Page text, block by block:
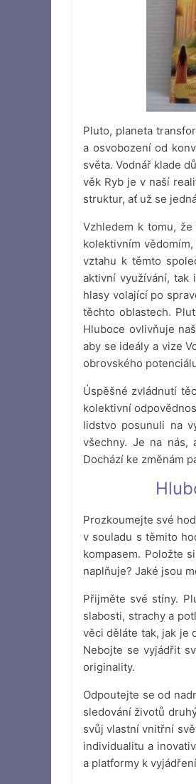
Pluto, planeta
a osvobození od
světa. Vodnář klade
věk Ryb je v naší
struktur, ať už se
Vzhledem k tomu,
kolektivním
vztahu k těmto
aktivní využívání, tak
hlasy volající po
těchto oblastech.
Hluboce ovlivňuje
aby se ideály a vize
obrovského
Úspěšné zvládnutí
kolektivní
lidstvo posunuli na
všechny. Je na nás,
Dochází ke změnám
Prozkoumejte své
v souladu s těmito
kompasem. Položte
naplňuje? Jaké jsou
Přijměte své stíny.
slabosti, strachy a
věci děláte tak, jak je
Nebojte se vyjádřit
originality.
Odpoutejte se od
sledování životů
svůj vlastní vnitřní
individualitu a
a platformy k